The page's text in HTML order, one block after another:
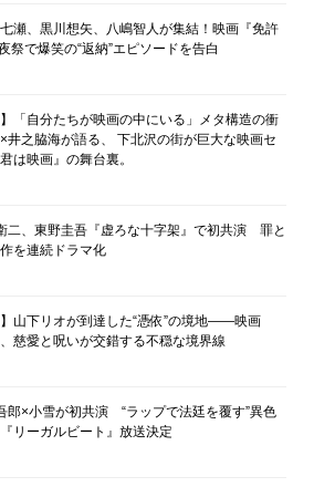
瀬、黒川想矢、八嶋智人が集結！映画『免許
祭で爆笑の“返納”エピソードを告白
】「自分たちが映画の中にいる」メタ構造の衝
井之脇海が語る、 下北沢の街が巨大な映画セ
は映画』の舞台裏。
二、東野圭吾『虚ろな十字架』で初共演 罪と
を連続ドラマ化
】山下リオが到達した“憑依”の境地――映画
、慈愛と呪いが交錯する不穏な境界線
郎×小雪が初共演 “ラップで法廷を覆す”異色
リーガルビート』放送決定